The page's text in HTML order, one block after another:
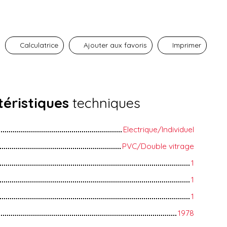
Calculatrice Ajouter aux favoris Imprimer
techniques
Electrique/Individuel
PVC/Double vitrage
1
1
1
1978